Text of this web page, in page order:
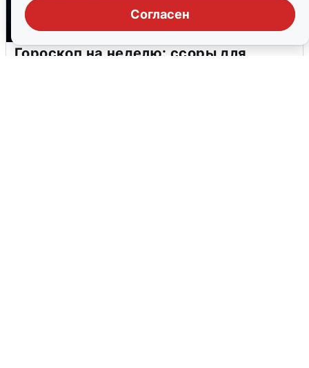
Согласен
Гороскоп на неделю: ссоры для